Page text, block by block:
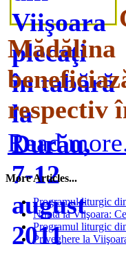
respectiv
Read
More Articles...
Programul liturgic
Nuntă la Viişoara:
Programul liturgic
Priveghere la